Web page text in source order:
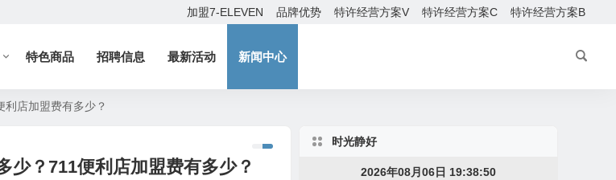
加盟7-ELEVEN 品牌优势 特许经营方案V 特许经营方案C 特许经营方案B
特色商品 招聘信息 最新活动 新闻中心
店加盟费有多少？
少？711便利店加盟费有多少？
时光静好
2026年08月06日 19:38:53